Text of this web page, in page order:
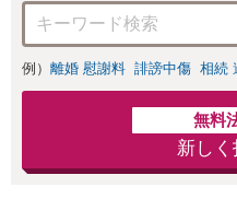
例） 離婚 慰謝料 誹謗中傷 相続
無料
新しく